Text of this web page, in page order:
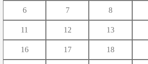
ら り る
わ
6 7 8
11 12 13
16 17 18